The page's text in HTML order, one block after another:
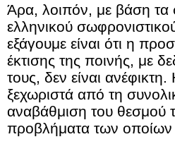
Άρα, λοιπόν, με βάση τα
ελληνικού
εξάγουμε είναι ότι η
έκτισης της ποινής, με
τους, δεν είναι
ξεχωριστά από τη
αναβάθμιση του θεσμού
προβλήματα των οποίων